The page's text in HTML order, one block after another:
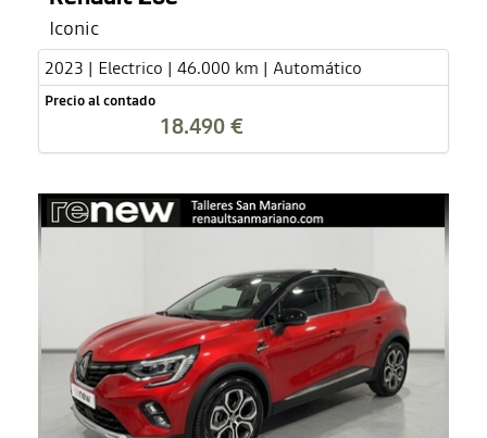
Iconic
2023 | Electrico | 46.000 km | Automático
Precio al contado
18.490 €